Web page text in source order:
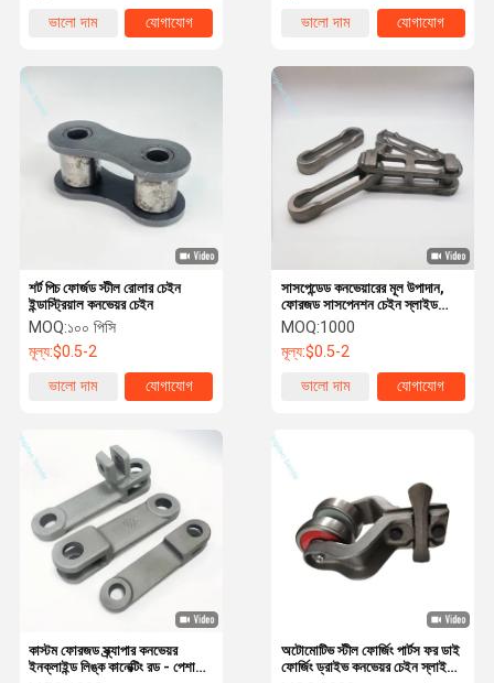
বাড়ি পণ্য কারখানা পরিদর্শন
ভালো দাম
যোগাযোগ
ভালো দাম
যোগাযোগ
সাসপেন্ডেড কনভেয়ারের মূল উপাদান,
ফোরজড সাসপেনশন চেইন স্লাইড
ফ্রেমের অ্যাসেসরি
MOQ:1000
মূল্য:$0.5-2
ভালো দাম
যোগাযোগ
শর্ট পিচ ফোর্জড স্টীল রোলার চেইন
ইন্ডাস্ট্রিয়াল কনভেয়র চেইন
MOQ:১০০ পিসি
মূল্য:$0.5-2
ভালো দাম
যোগাযোগ
অটোমোটিভ স্টীল ফোর্জিং পার্টস ফর ডাই
ফোর্জিং ড্রাইভ কনভেয়র চেইন স্লাইড
কাস্টম ফোরজড স্ক্র্যাপার কনভেয়র
ইনক্লাইন্ড লিঙ্ক কানেক্টিং রড - পেশাদার